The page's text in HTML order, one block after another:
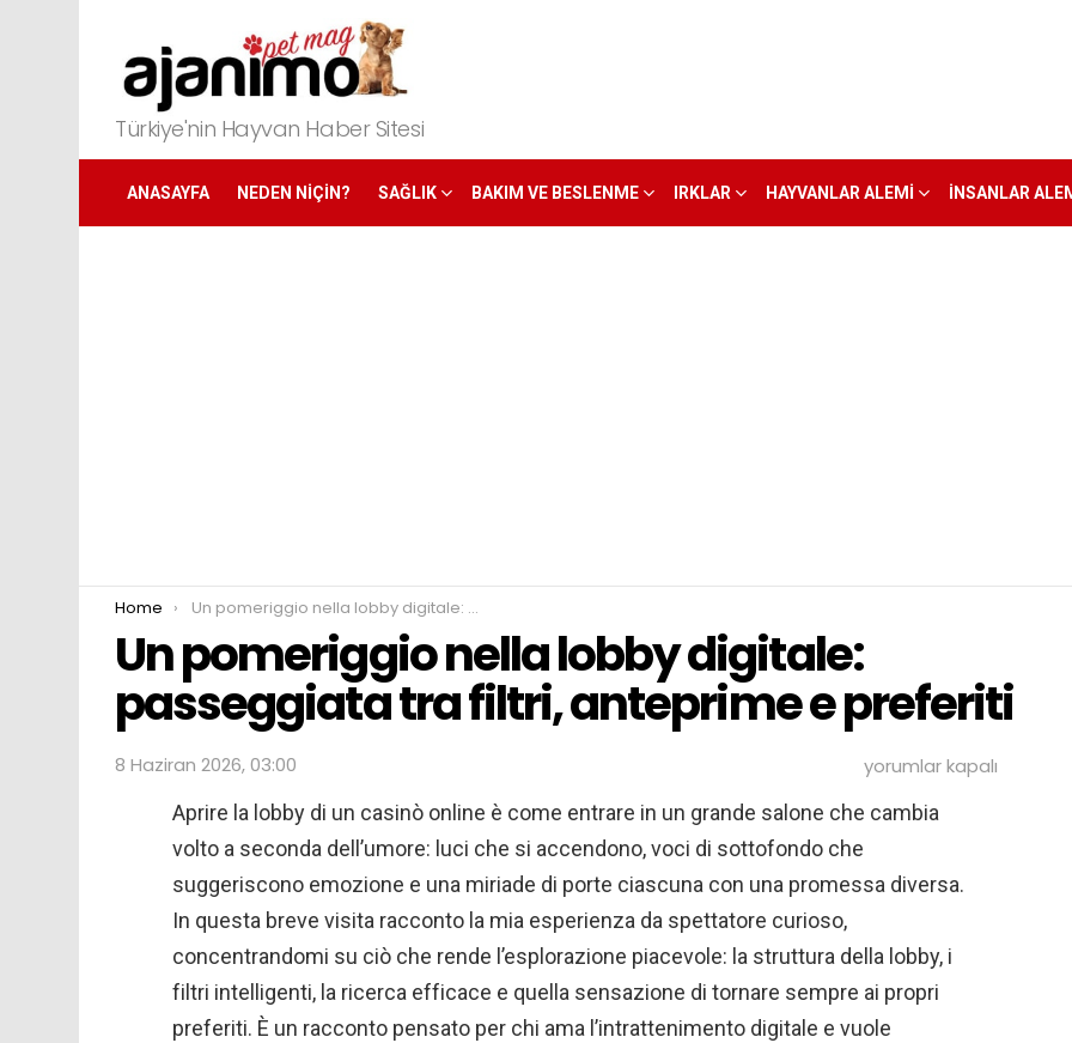
Türkiye'nin Hayvan Haber Sitesi
ANASAYFA NEDEN NIÇIN? SAĞLIK BAKIM VE BESLENME IRKLAR HAYVANLAR ALEMI İNSANLAR
You are here:
Home Un pomeriggio nella lobby digitale: passeggiata tra filtri, anteprime e preferiti
Un pomeriggio nella lobby digitale:
passeggiata tra filtri, anteprime e preferiti
8 Haziran 2026, 03:00
Un
pomeriggio
nella
lobby
passeggiata
tra
e
preferiti
için
yorumlar kapalı
Aprire la lobby di un casinò online è come entrare in un grande salone che cambia
volto a seconda dell’umore: luci che si accendono, voci di sottofondo che
suggeriscono emozione e una miriade di porte ciascuna con una promessa diversa.
In questa breve visita racconto la mia esperienza da spettatore curioso,
concentrandomi su ciò che rende l’esplorazione piacevole: la struttura della lobby, i
filtri intelligenti, la ricerca efficace e quella sensazione di tornare sempre ai propri
preferiti. È un racconto pensato per chi ama l’intrattenimento digitale e vuole